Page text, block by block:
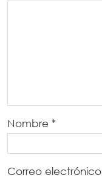
Nombre *
Correo electrónico